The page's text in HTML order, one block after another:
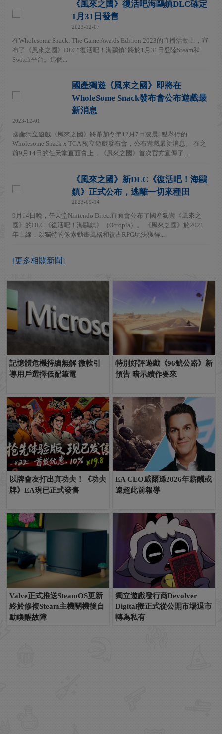
《風來之國》復活吧海鷗鎮DLC確定
1月31日發售
2023-12-07
在Wholesome Snack: The Game Awards Edition 2023的直播活動上，宣
布了《風來之國》DLC“復活吧！海鷗鎮”將於1月31日登陸Steam和
Switch平台。這個...
國產獨遊《風來之國》即將在
WholeSome Snack發布會公布遊戲最
新消息
2023-12-01
國產獨立遊戲《風來之國》將參加今年12月7日凌晨1點舉行的
Wholesome Snack x TGA 獨立遊戲發布會，公布遊戲最新消息。 在之
前9月14日的任天堂直面會上，《風來之國》首次官方宣傳了...
《風來之國》新DLC《復活吧！海鷗
鎮》正式公布，逃離一切來種田
2023-09-14
9月14日晚，任天堂Nintendo Direct直面會公布了國產獨遊《風來之
國》的DLC《復活吧！海鷗鎮》（Octopia）。 《風來之國》於2021
年上線，以獨特的像素動畫風格和複古RPG玩法獲得...
[更多相關新聞]
記憶體危機持續無解 微軟引
導用戶選擇低配筆電
特別好評遊戲《96號公路》新
預告 暗示續作要來
以牌會友打出真功夫！《功夫
牌》EA現已正式發售
EA CEO威爾遜2026年薪酬或
遠超此前報導
Valve正式推送SteamOS更新
終於修複Steam主機關機後自
動喚醒故障
獨立遊戲發行商Devolver
Digital擬正式從公開市場退市
轉為私有